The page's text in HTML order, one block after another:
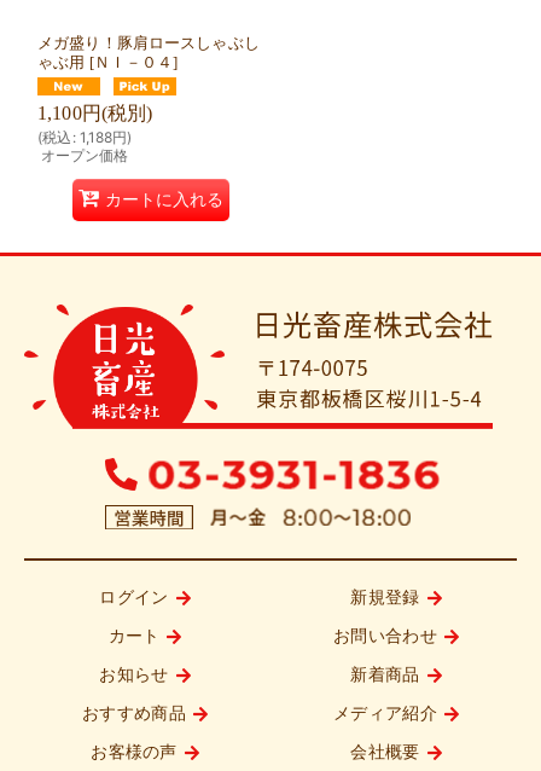
メガ盛り！豚肩ロースしゃぶし
ゃぶ用 [ＮＩ－０４]
1,100円(税別)
(税込 : 1,188円)
オープン価格
カートに入れる
ログイン 新規登録
カート お問い合わせ
お知らせ 新着商品
おすすめ商品 メディア紹介
お客様の声 会社概要